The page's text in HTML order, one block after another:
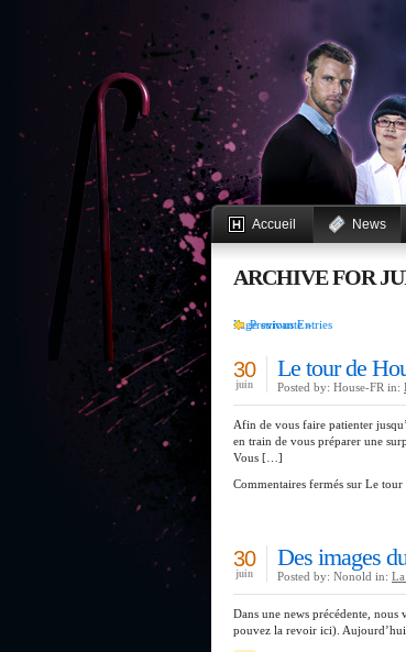
Accueil News
ARCHIVE FOR
Previous Entries
Page suivante »
Le tour de
30
juin Posted by: House-FR in:
Afin de vous faire patienter
en train de vous préparer une
Vous […]
Commentaires fermés sur Le tour
Des images
30
juin Posted by: Nonold in: La
Dans une news précédente,
pouvez la revoir ici).